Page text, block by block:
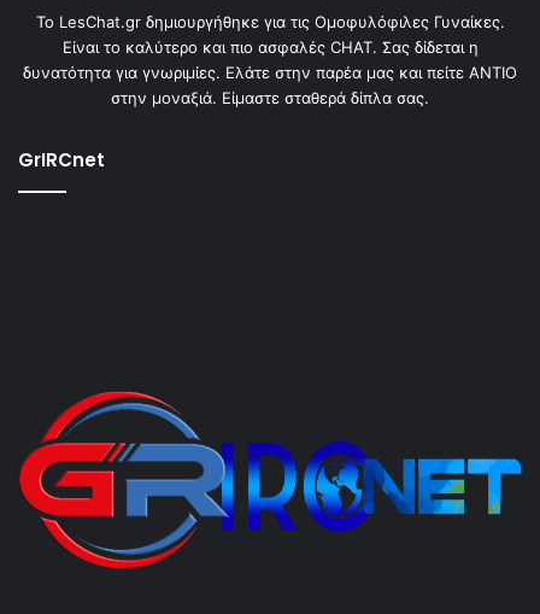
To LesChat.gr δημιουργήθηκε για τις Ομοφυλόφιλες Γυναίκες.
Είναι το καλύτερο και πιο ασφαλές CHAT. Σας δίδεται η
δυνατότητα για γνωριμίες. Ελάτε στην παρέα μας και πείτε ΑΝΤΙΟ
στην μοναξιά. Είμαστε σταθερά δίπλα σας.
GrIRCnet